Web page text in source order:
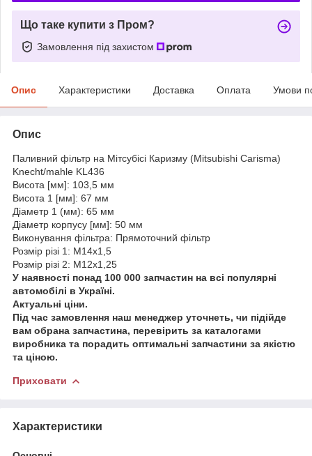
Що таке купити з Пром?
Замовлення під захистом
Опис Характеристики Доставка Оплата Умови
Опис
Паливний фільтр на Мітсубісі Каризму (Mitsubishi Carisma)
Knecht/mahle KL436
Висота [мм]: 103,5 мм
Висота 1 [мм]: 67 мм
Діаметр 1 (мм): 65 мм
Діаметр корпусу [мм]: 50 мм
Виконування фільтра: Прямоточний фільтр
Розмір різі 1: M14x1,5
Розмір різі 2: M12x1,25
У наявності понад 100 000 запчастин на всі популярні
автомобілі в Україні.
Актуальні ціни.
Під час замовлення наш менеджер уточнеть, чи підійде
вам обрана запчастина, перевірить за каталогами
виробника та порадить оптимальні запчастини за якістю
та ціною.
Приховати
Характеристики